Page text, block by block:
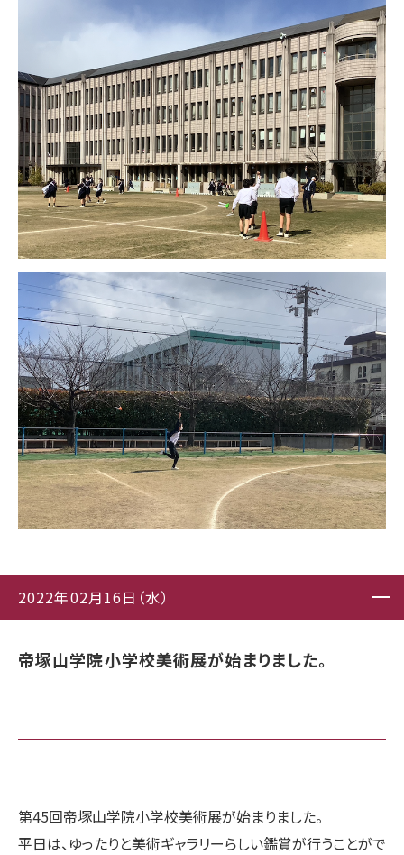
2022年02月16日（水）
帝塚山学院小学校美術展が始まりました。
第45回帝塚山学院小学校美術展が始まりました。
平日は、ゆったりと美術ギャラリーらしい鑑賞が行うことがで